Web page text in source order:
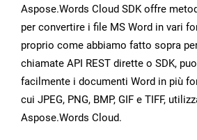
Aspose.Words Cloud SDK offre
per convertire i file MS Word in vari
proprio come abbiamo fatto sopra
chiamate API REST dirette o SDK,
facilmente i documenti Word in più
cui JPEG, PNG, BMP, GIF e TIFF,
Aspose.Words Cloud.